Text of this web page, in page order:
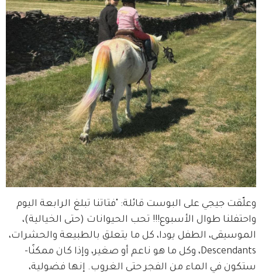
وعلّقت جيجي على البوست قائلة: "فتاتنا تبلغ الرابعة اليوم
واحتفلنا طوال الأسبوع!!! تحب الحيوانات (حتى الخيالية)،
الموسيقى، الطفل يودا، كل ما يتعلق بالطبيعة والحشرات،
Descendants، وكل ما هو ناعم أو صغير، وإذا كان ممكنًا-
ستكون في الماء من الفجر حتى الغروب. إنها فضولية،